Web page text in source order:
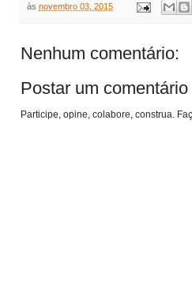
às novembro 03, 2015
Nenhum comentário:
Postar um comentário
Participe, opine, colabore, construa.